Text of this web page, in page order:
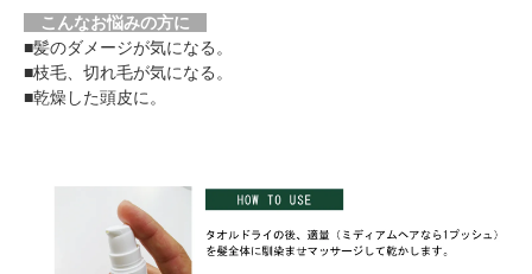
こんなお悩みの方に
■髪のダメージが気になる。
■枝毛、切れ毛が気になる。
■乾燥した頭皮に。